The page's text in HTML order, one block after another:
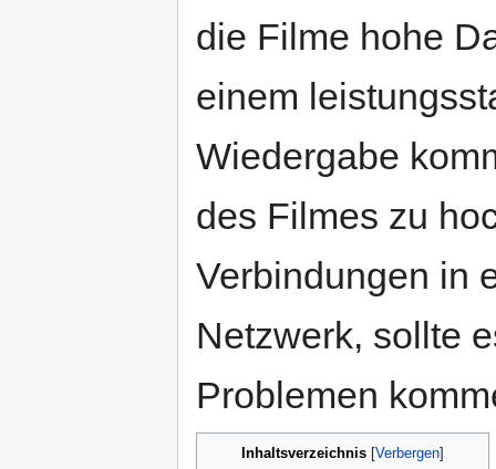
die Filme hohe
einem
Wiedergabe
des Filmes zu
Verbindungen in
Netzwerk, sollte
Problemen
Inhaltsverzeichnis